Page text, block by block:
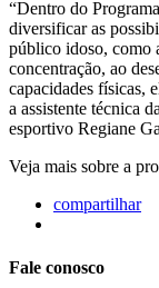
“Dentro do
diversificar as
público idoso, como
concentração, ao
capacidades físicas,
a assistente técnica
esportivo Regiane
Veja mais sobre a
compartilhar
Fale conosco